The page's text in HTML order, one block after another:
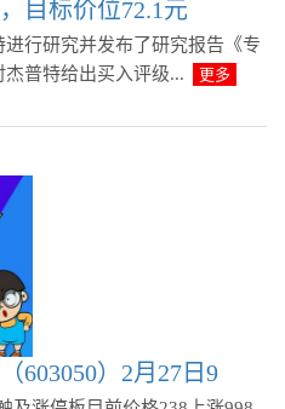
目标价位72.1元
行研究并发布了研究报告《专
普特给出买入评级...
更多
603050）2月27日9